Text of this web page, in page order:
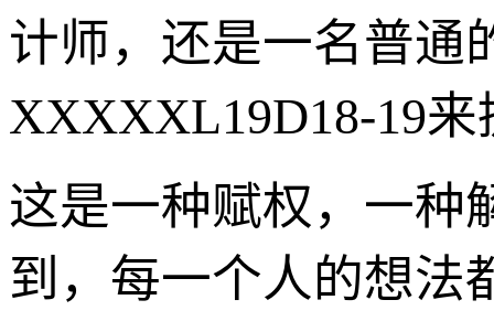
计师，还是一名普通
XXXXXL19D18-19
这是一种赋权，一种
到，每一个人的想法